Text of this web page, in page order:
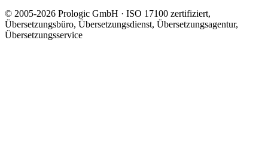
© 2005-2026 Prologic GmbH · ISO 17100 zertifiziert,
Übersetzungsbüro, Übersetzungsdienst, Übersetzungsagentur,
Übersetzungsservice